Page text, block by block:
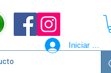
Iniciar sesión